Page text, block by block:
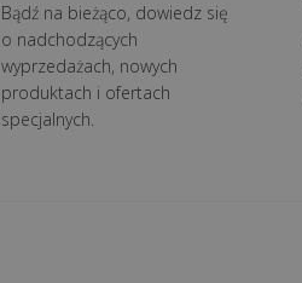
Bądź na bieżąco, dowiedz się
o nadchodzących
wyprzedażach, nowych
produktach i ofertach
specjalnych.